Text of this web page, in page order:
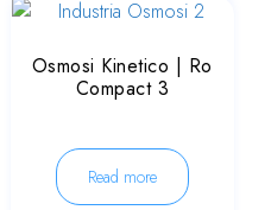
Osmosi Kinetico | Ro
Compact 3
Read more